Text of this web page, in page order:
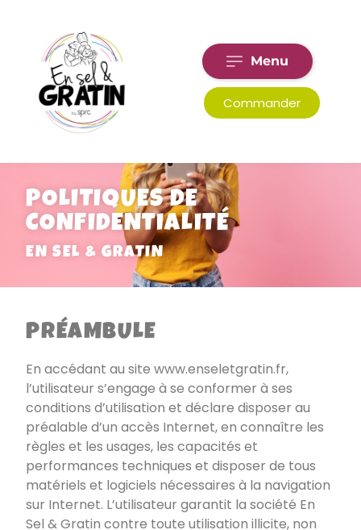
Menu
Commander
POLITIQUES DE
CONFIDENTIALITÉ
EN SEL & GRATIN
PRÉAMBULE
En accédant au sitewww.enseletgratin.fr,
l’utilisateur s’engage à se conformer à ses
conditions d’utilisation et déclare disposer au
préalable d’un accès Internet, en connaître les
règles et les usages, les capacités et
performances techniques et disposer de tous
matériels et logiciels nécessaires à la navigation
sur Internet. L’utilisateur garantit la société En
Sel & Gratin contre toute utilisation illicite, non